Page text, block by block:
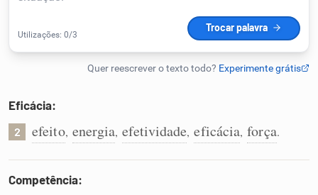
Humanizador de IA
Cata-letras
Conexões
Eficácia:
2 efeito, energia, efetividade, eficácia, força.
Competência: